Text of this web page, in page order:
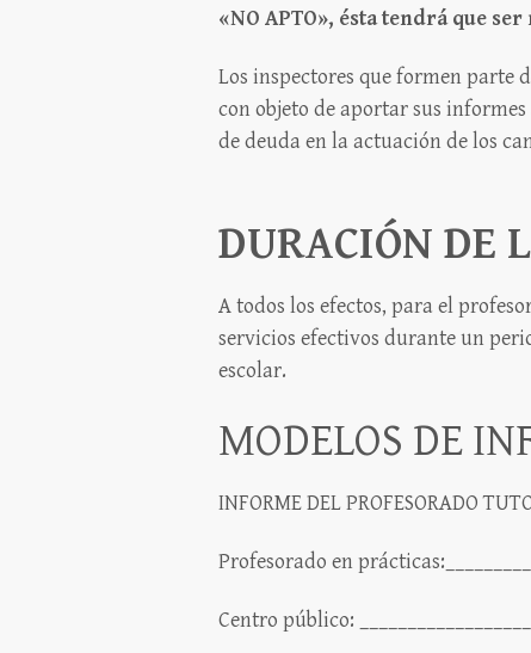
«NO APTO», ésta tendrá que
Los inspectores que formen parte
con objeto de aportar sus
de deuda en la actuación de los
DURACIÓN DE
A todos los efectos, para el
servicios efectivos durante un
escolar.
MODELOS DE
INFORME DEL PROFESORADO
Profesorado en
Centro público: ___________________